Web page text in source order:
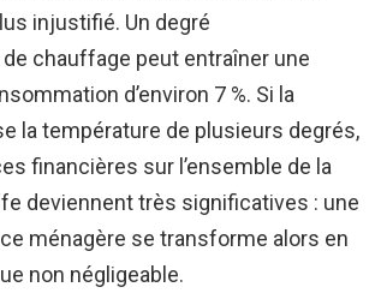
injustifié. Un degré
chauffage peut entraîner une
d’environ 7 %. Si la
la température de plusieurs degrés,
financières sur l’ensemble de la
deviennent très significatives : une
ménagère se transforme alors en
non négligeable.